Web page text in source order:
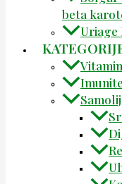
beta
Uriage